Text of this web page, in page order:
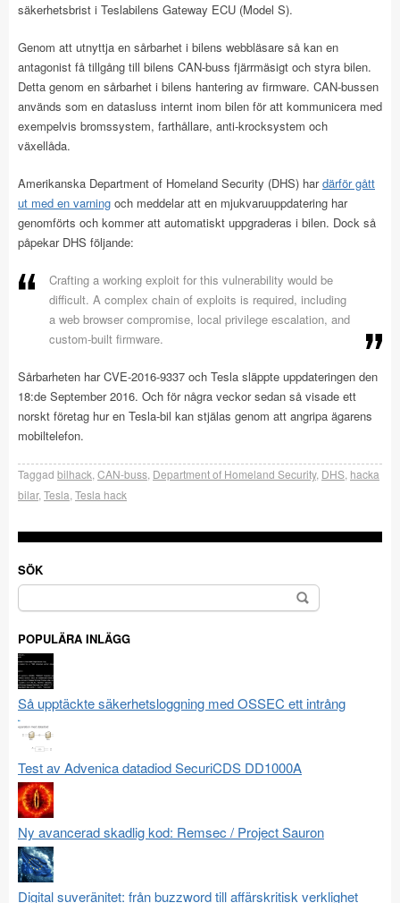
säkerhetsbrist i Teslabilens Gateway ECU (Model S).
Genom att utnyttja en sårbarhet i bilens webbläsare så kan en
antagonist få tillgång till bilens CAN-buss fjärrmäsigt och styra bilen.
Detta genom en sårbarhet i bilens hantering av firmware. CAN-bussen
används som en datasluss internt inom bilen för att kommunicera med
exempelvis bromssystem, farthållare, anti-krocksystem och
växellåda.
Amerikanska Department of Homeland Security (DHS) hardärför gått
ut med en varning och meddelar att en mjukvaruuppdatering har
genomförts och kommer att automatiskt uppgraderas i bilen. Dock så
påpekar DHS följande:
Crafting a working exploit for this vulnerability would be
difficult. A complex chain of exploits is required, including
a web browser compromise, local privilege escalation, and
custom-built firmware.
Sårbarheten har CVE-2016-9337 och Tesla släppte uppdateringen den
18:de September 2016. Och för några veckor sedan så visade ett
norskt företag hur en Tesla-bil kan stjälas genom att angripa ägarens
mobiltelefon.
Taggad bilhack CAN-buss Department of Homeland Security, DHS hacka
bilar, Tesla Tesla hack
SÖK
Sök
efter:
POPULÄRA INLÄGG
Så upptäckte säkerhetsloggning med OSSEC ett intrång
Test av Advenica datadiod SecuriCDS DD1000A
Ny avancerad skadlig kod: Remsec / Project Sauron
Digital suveränitet: från buzzword till affärskritisk verklighet